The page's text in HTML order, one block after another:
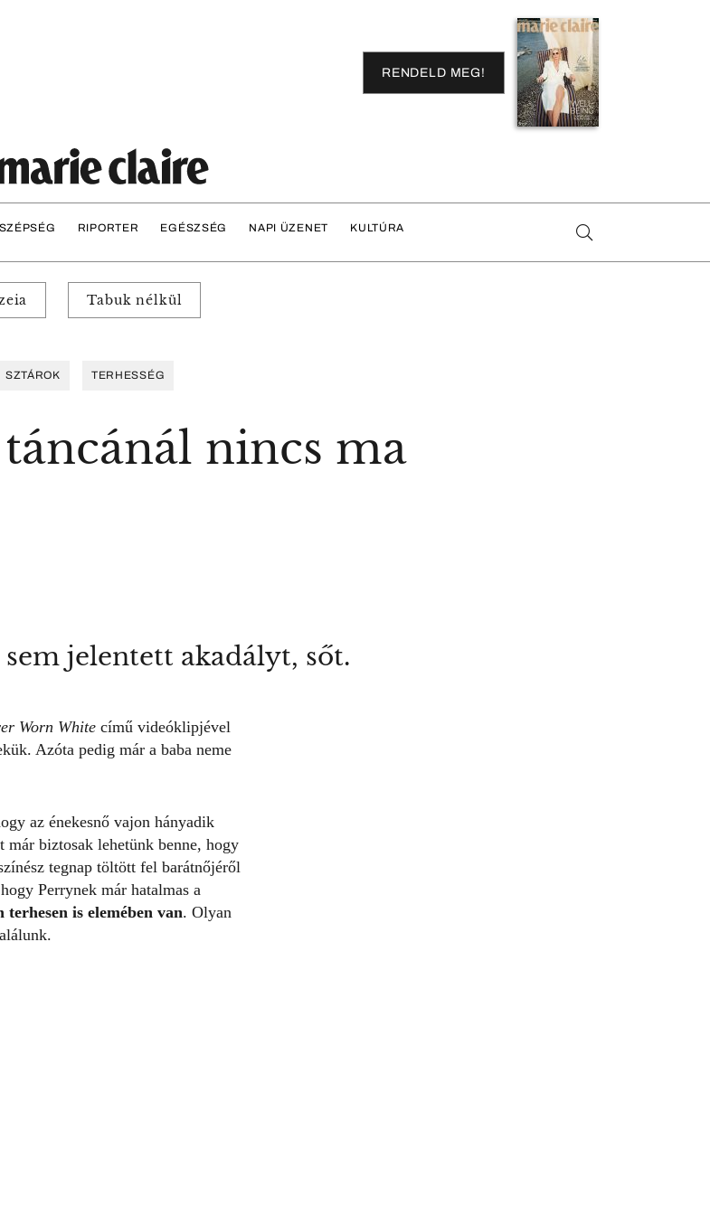
RENDELD MEG!
SZÉPSÉG RIPORTER EGÉSZSÉG NAPI ÜZENET KULTÚRA
Tabuk nélkül
SZTÁROK TERHESSÉG
nincs ma
jelentett akadályt, sőt.
Worn White című videóklipjével
. Azóta pedig már a baba neme
az énekesnő vajon hányadik
biztosak lehetünk benne, hogy
tegnap töltött fel barátnőjéről
Perrynek már hatalmas a
terhesen is elemében van. Olyan